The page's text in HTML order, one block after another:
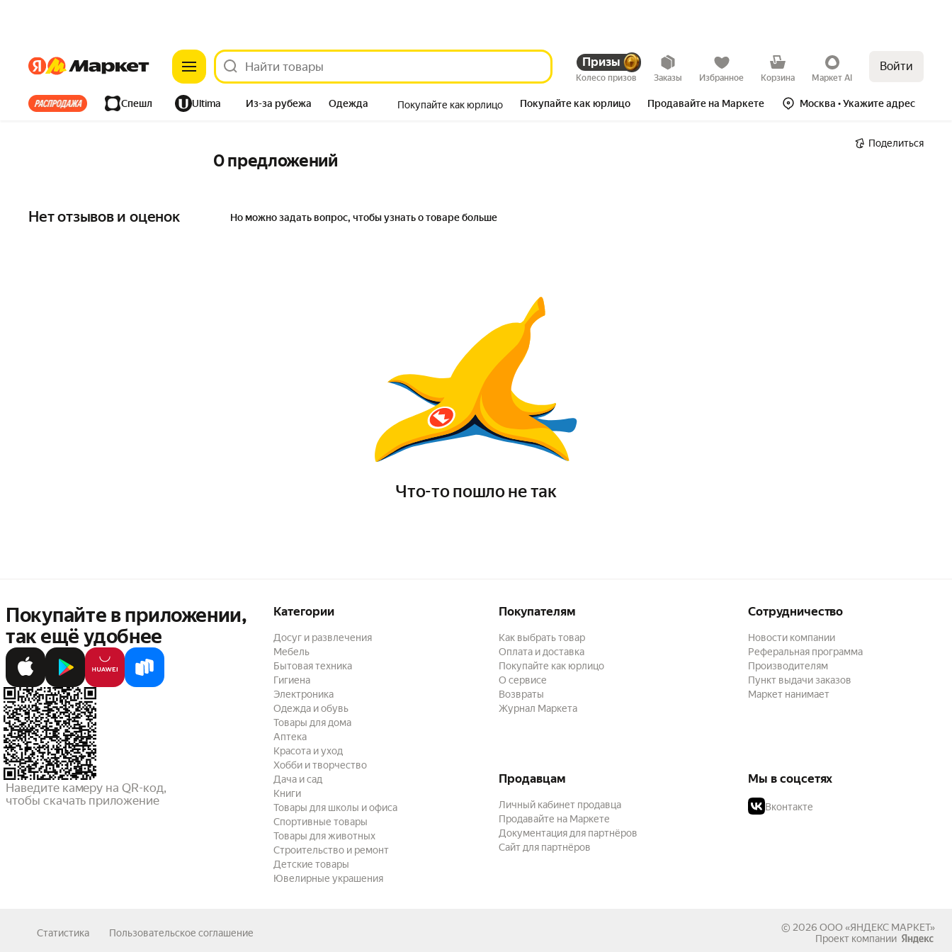
ЯндексЯндекс Призы
Колесо призов Заказы Избранное Корзина Маркет AI
Войти
Все хиты Спешл Ultima Из-за рубежа Одежда Покупайте как юрлицо Покупайте как юрлицо Продавайте на Маркете Москва • Укажите адрес
Поделиться
0 предложений
Нет отзывов и оценок Но можно задать вопрос, чтобы узнать о товаре больше
Что-то пошло не так
Покупайте в приложении,
так ещё удобнее
Наведите камеру на QR-код,
чтобы скачать приложение
Категории
Досуг и развлечения
Мебель
Бытовая техника
Гигиена
Электроника
Одежда и обувь
Товары для дома
Аптека
Красота и уход
Хобби и творчество
Дача и сад
Книги
Товары для школы и офиса
Спортивные товары
Товары для животных
Строительство и ремонт
Детские товары
Ювелирные украшения
Покупателям
Как выбрать товар
Оплата и доставка
Покупайте как юрлицо
О сервисе
Возвраты
Журнал Маркета
Сотрудничество
Новости компании
Реферальная программа
Производителям
Пункт выдачи заказов
Маркет нанимает
Продавцам
Личный кабинет продавца
Продавайте на Маркете
Документация для партнёров
Сайт для партнёров
Мы в соцсетях
Вконтакте
Статистика Пользовательское соглашение © 2026 ООО «ЯНДЕКС МАРКЕТ»
Проект компании